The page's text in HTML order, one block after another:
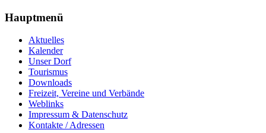
Hauptmenü
Aktuelles
Kalender
Unser Dorf
Tourismus
Downloads
Freizeit, Vereine und Verbände
Weblinks
Impressum & Datenschutz
Kontakte / Adressen